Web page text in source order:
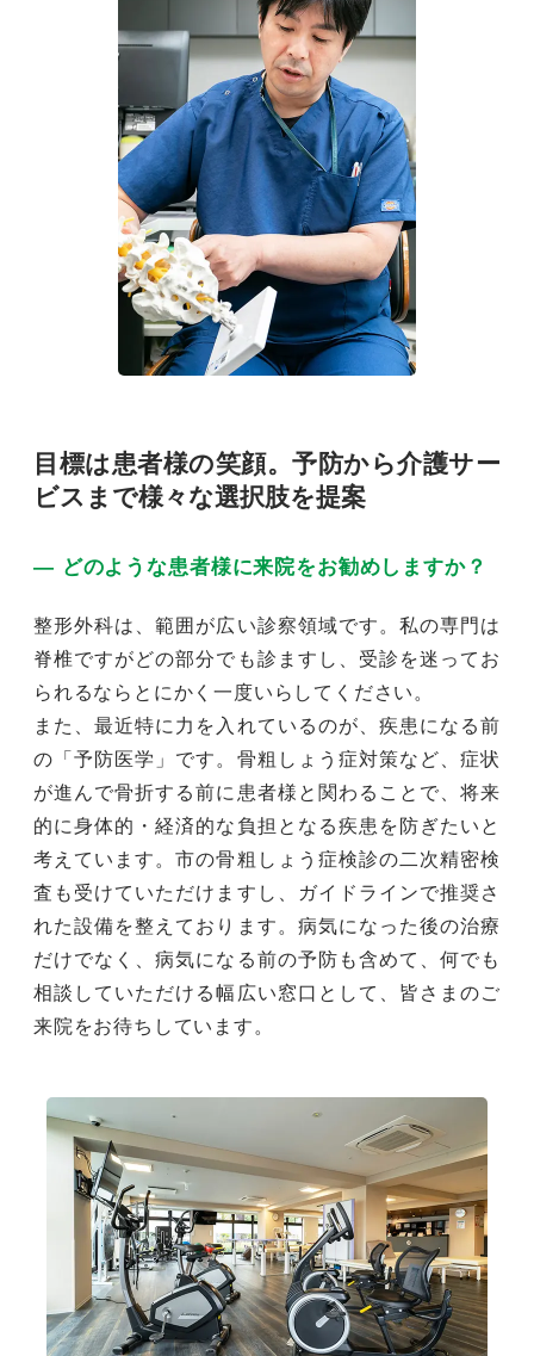
目標は患者様の笑顔。予防から介護サー
ビスまで様々な選択肢を提案
― どのような患者様に来院をお勧めしますか？
整形外科は、範囲が広い診察領域です。私の専門は
脊椎ですがどの部分でも診ますし、受診を迷ってお
られるならとにかく一度いらしてください。
また、最近特に力を入れているのが、疾患になる前
の「予防医学」です。骨粗しょう症対策など、症状
が進んで骨折する前に患者様と関わることで、将来
的に身体的・経済的な負担となる疾患を防ぎたいと
考えています。市の骨粗しょう症検診の二次精密検
査も受けていただけますし、ガイドラインで推奨さ
れた設備を整えております。病気になった後の治療
だけでなく、病気になる前の予防も含めて、何でも
相談していただける幅広い窓口として、皆さまのご
来院をお待ちしています。